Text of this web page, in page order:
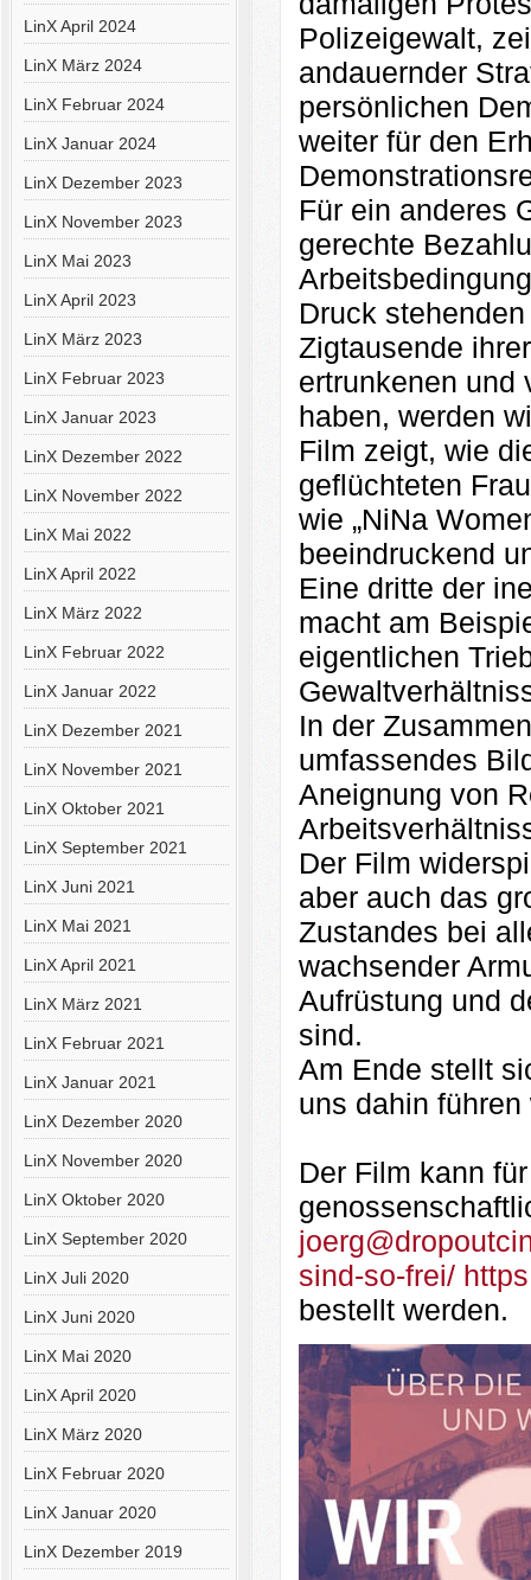
LinX April 2024
LinX März 2024
LinX Februar 2024
LinX Januar 2024
LinX Dezember 2023
LinX November 2023
LinX Mai 2023
LinX April 2023
LinX März 2023
LinX Februar 2023
LinX Januar 2023
LinX Dezember 2022
LinX November 2022
LinX Mai 2022
LinX April 2022
LinX März 2022
LinX Februar 2022
LinX Januar 2022
LinX Dezember 2021
LinX November 2021
LinX Oktober 2021
LinX September 2021
LinX Juni 2021
LinX Mai 2021
LinX April 2021
LinX März 2021
LinX Februar 2021
LinX Januar 2021
LinX Dezember 2020
LinX November 2020
LinX Oktober 2020
LinX September 2020
LinX Juli 2020
LinX Juni 2020
LinX Mai 2020
LinX April 2020
LinX März 2020
LinX Februar 2020
LinX Januar 2020
LinX Dezember 2019
Polizeigewalt,
andauernder
persönlichen
weiter für den
Für ein anderes
gerechte
Druck
Zigtausende
ertrunkenen und
haben, werden
Film zeigt, wie
geflüchteten
wie „NiNa
beeindruckend
Eine dritte der
macht am
eigentlichen
In der
umfassendes
Aneignung von
Der Film
aber auch das
Zustandes bei
wachsender
Aufrüstung und
sind.
Am Ende stellt
uns dahin
Der Film kann
sind-so-frei/
bestellt werden.